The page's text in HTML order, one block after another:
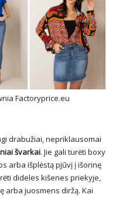
Factoryprice.eu
drabužiai, nepriklausomai
švarkai. Jie gali turėti boxy
arba išplėstą pjūvį į išorinę
dideles kišenes priekyje,
arba juosmens diržą. Kai